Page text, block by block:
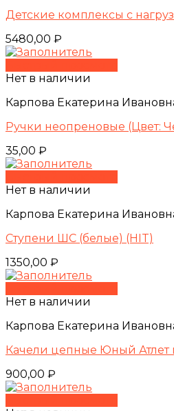
Детские комплексы с
5480,00 ₽
Нет в наличии
Карпова Екатерина
Ручки неопреновые (Цвет:
35,00 ₽
Нет в наличии
Карпова Екатерина
Ступени ШС (белые) (HIT)
1350,00 ₽
Нет в наличии
Карпова Екатерина
Качели цепные Юный Атлет
900,00 ₽